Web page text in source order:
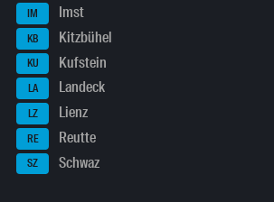
IM Imst
KB Kitzbühel
KU Kufstein
LA Landeck
LZ Lienz
RE Reutte
SZ Schwaz